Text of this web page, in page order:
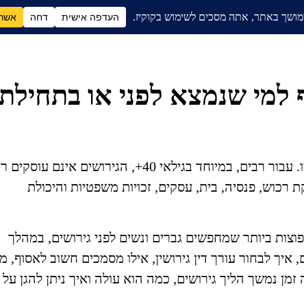
ממליצים תחומים
גירושים
למי שנמצא לפני או
החלטה על גירושים היא אחת ההחלטות המשמעותיות ביותר שאדם מקבל במהלך חייו. עבור רבים, במיוחד בגילאי 40+, הגירושים אינם
רכוש, פנסיה, בית, עסקים, זכויות משפטיות והיכולת
ביותר שמחפשים גברים ונשים לפני גירושים, במהלך
לבחור עורך דין גירושין, אילו מסמכים חשוב לאסוף,
נמשך הליך גירושים, כמה הוא עולה ואיך ניתן להגן על